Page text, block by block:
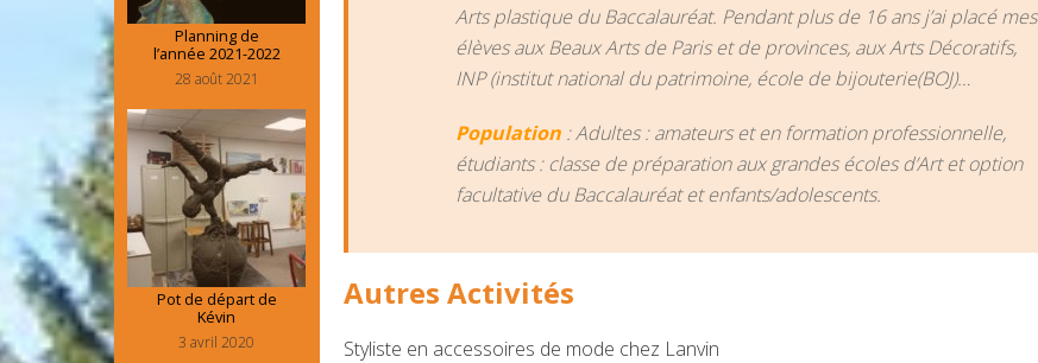
Arts plastique du Baccalauréat. Pendant plus de 16 ans j’ai placé mes
élèves aux Beaux Arts de Paris et de provinces, aux Arts Décoratifs,
INP (institut national du patrimoine, école de bijouterie(BOJ)…
Population: Adultes : amateurs et en formation professionnelle,
étudiants : classe de préparation aux grandes écoles d’Art et option
facultative du Baccalauréat et enfants/adolescents.
Autres Activités
Styliste en accessoires de mode chez Lanvin
Planning de
l’année 2021-2022
28 août 2021
Pot de départ de
Kévin
3 avril 2020